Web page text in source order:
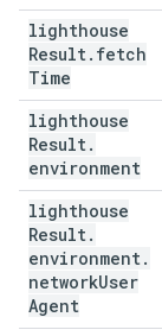
lighthouse
Result. fetch
Time
lighthouse
Result.
environment
lighthouse
Result.
environment.
networkUser
Agent